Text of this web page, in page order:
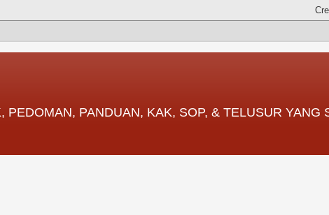
PANDUAN, KAK, SOP, & TELUSUR YANG